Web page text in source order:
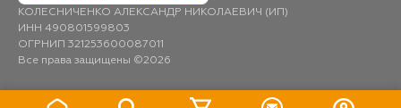
КОЛЕСНИЧЕНКО АЛЕКСАНДР НИКОЛАЕВИЧ (ИП)
ИНН 490801599803
ОГРНИП 321253600087011
Все права защищены ©2026